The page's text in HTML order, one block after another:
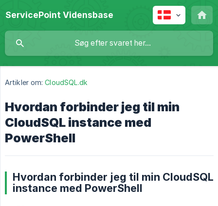
ServicePoint Vidensbase
Artikler om: CloudSQL.dk
Hvordan forbinder jeg til min
CloudSQL instance med
PowerShell
Hvordan forbinder jeg til min CloudSQL
instance med PowerShell